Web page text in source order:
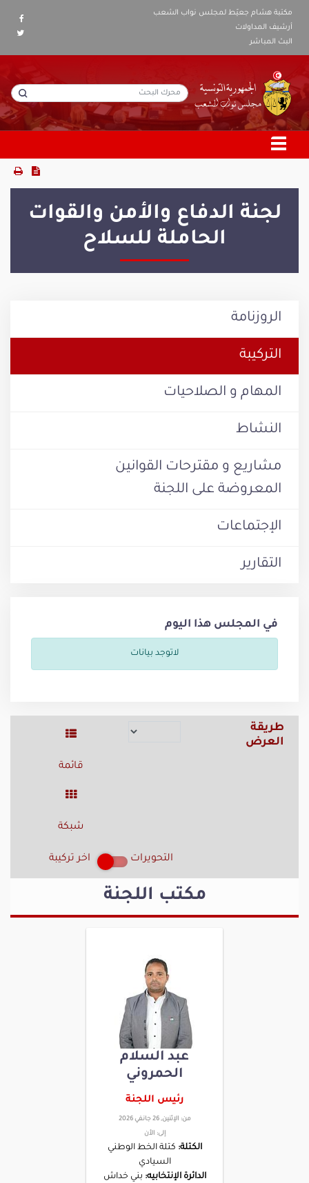
مكتبة هشام جعيّط لمجلس نواب الشعب
أرشيف المداولات
البث المباشر
لجنة الدفاع والأمن والقوات
الحاملة للسلاح
الروزنامة
التركيبة
المهام و الصلاحيات
النشاط
مشاريع و مقترحات القوانين
المعروضة على اللجنة
الإجتماعات
التقارير
في المجلس هذا اليوم
لاتوجد بيانات
طريقة
العرض
قائمة
شبكة
التحويرات اخر تركيبة
مكتب اللجنة
عبد السلام
الحمروني
رئيس اللجنة
من: الإثنين, 26 جانفي 2026
إلى: الأن
الكتلة: كتلة الخط الوطني
السيادي
الدائرة الإنتخابيه: بني خداش